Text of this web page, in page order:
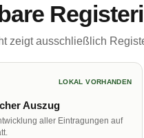
zeigt ausschließlich
LOKAL VORHANDEN
Auszug
aller Eintragungen auf